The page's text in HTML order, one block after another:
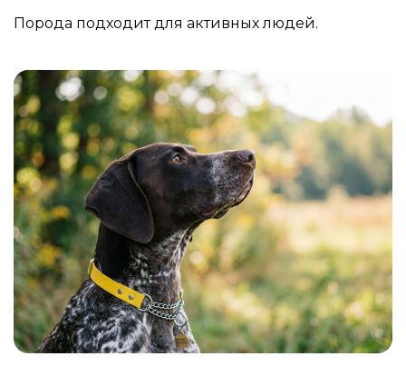
Порода подходит для активных людей.